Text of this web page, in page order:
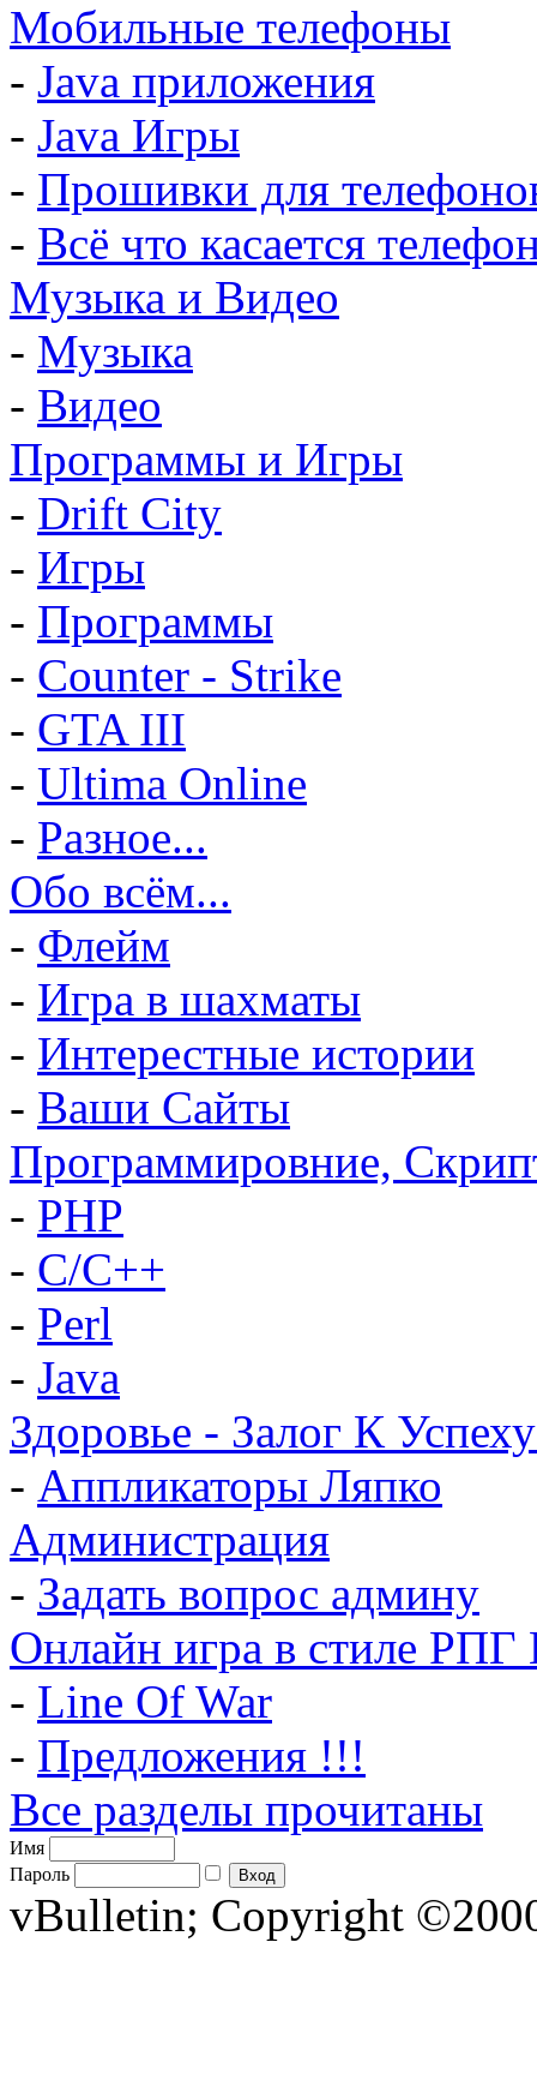
Мобильные телефоны
- Java приложения
- Java Игры
- Прошивки для
- Всё что касается
Музыка и Видео
- Музыка
- Видео
Программы и Игры
- Drift City
- Игры
- Программы
- Counter - Strike
- GTA III
- Ultima Online
- Разное...
Обо всём...
- Флейм
- Игра в шахматы
- Интерестные истории
- Ваши Сайты
Программировние,
- PHP
- C/C++
- Perl
- Java
Здоровье - Залог К
- Аппликаторы Ляпко
Администрация
- Задать вопрос админу
Онлайн игра в стиле РПГ
- Line Of War
- Предложения !!!
Все разделы прочитаны
Имя
Пароль
vBulletin; Copyright